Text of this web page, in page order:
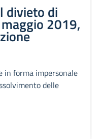
divieto di
2019,
in forma impersonale
delle